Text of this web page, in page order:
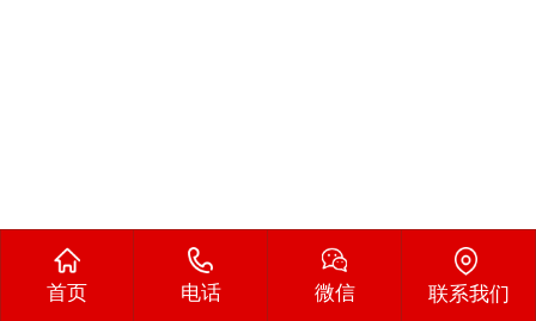
首页 电话 微信 联系我们